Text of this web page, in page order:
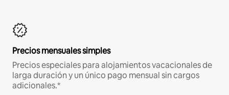
Precios mensuales simples
Precios especiales para alojamientos vacacionales de
larga duración y un único pago mensual sin cargos
adicionales.*